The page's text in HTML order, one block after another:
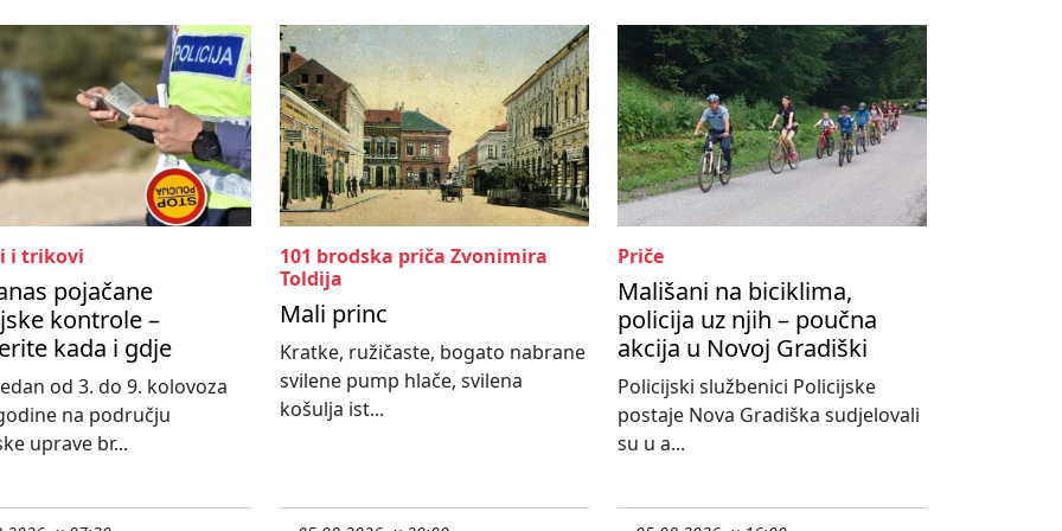
i trikovi
pojačane
kontrole –
kada i gdje
od 3. do 9. kolovoza
na području
uprave br...
101 brodska priča Zvonimira
Toldija
Mali princ
Kratke, ružičaste, bogato nabrane
svilene pump hlače, svilena
košulja ist...
Priče
Mališani na biciklima,
policija uz njih – poučna
akcija u Novoj Gradiški
Policijski službenici Policijske
postaje Nova Gradiška sudjelovali
su u a...